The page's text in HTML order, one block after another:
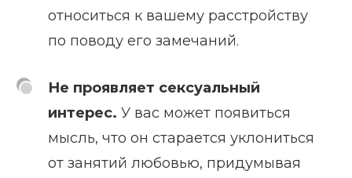
относиться к вашему расстройству
по поводу его замечаний.
Не проявляет сексуальный
интерес. У вас может появиться
мысль, что он старается уклониться
от занятий любовью, придумывая